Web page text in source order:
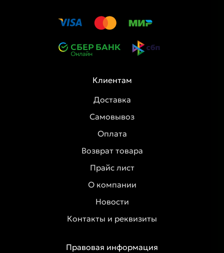
Клиентам
Доставка
Самовывоз
Оплата
Возврат товара
Прайс лист
О компании
Новости
Контакты и реквизиты
Правовая информация